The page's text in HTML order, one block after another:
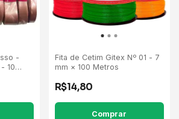
-
10
Fita de Cetim Gitex Nº 01 - 7
mm × 100 Metros
R$14,80
Comprar